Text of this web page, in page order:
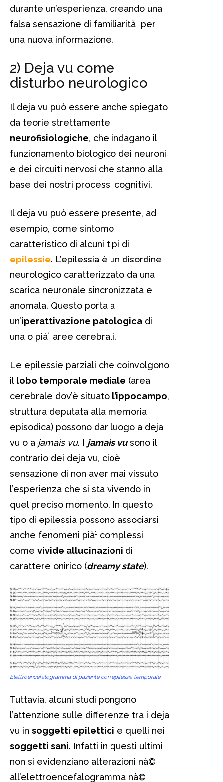
durante un’esperienza, creando una
falsa sensazione di familiarità per
una nuova informazione.
2) Deja vu come
disturbo neurologico
Il deja vu può essere anche spiegato
da teorie strettamente
neurofisiologiche, che indagano il
funzionamento biologico dei neuroni
e dei circuiti nervosi che stanno alla
base dei nostri processi cognitivi.
Il deja vu può essere presente, ad
esempio, come sintomo
caratteristico di alcuni tipi di
epilessie. L’epilessia è un disordine
neurologico caratterizzato da una
scarica neuronale sincronizzata e
anomala. Questo porta a
un’iperattivazione patologica di
una o pià¹ aree cerebrali.
Le epilessie parziali che coinvolgono
il lobo temporale mediale (area
cerebrale dov’è situato l’ippocampo,
struttura deputata alla memoria
episodica) possono dar luogo a deja
vu o a jamais vu. I jamais vusono il
contrario dei deja vu, cioè
sensazione di non aver mai vissuto
l’esperienza che si sta vivendo in
quel preciso momento. In questo
tipo di epilessia possono associarsi
anche fenomeni pià¹ complessi
come vivide allucinazioni di
carattere onirico (dreamy state).
Elettroencefalogramma di paziente con epilessia temporale
Tuttavia, alcuni studi pongono
l’attenzione sulle differenze tra i deja
vu in soggetti epilettici e quelli nei
soggetti sani. Infatti in questi ultimi
non si evidenziano alterazioni nà©
all’elettroencefalogramma nà©